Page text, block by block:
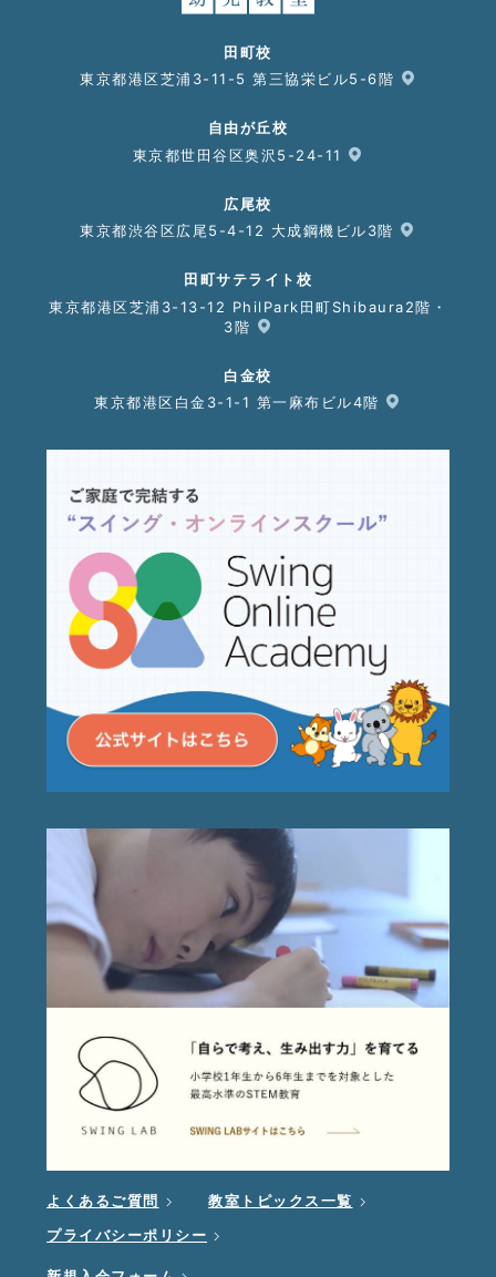
田町校
東京都港区芝浦3-11-5 第三協栄ビル5-6階
自由が丘校
東京都世田谷区奥沢5-24-11
広尾校
東京都渋谷区広尾5-4-12 大成鋼機ビル3階
田町サテライト校
東京都港区芝浦3-13-12 PhilPark田町Shibaura2階・
3階
白金校
東京都港区白金3-1-1 第一麻布ビル4階
よくあるご質問
教室トピックス一覧
プライバシーポリシー